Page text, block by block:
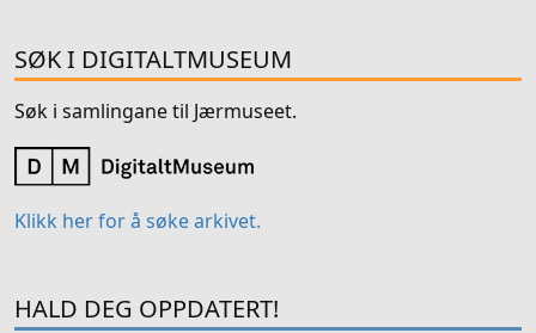
SØK I DIGITALTMUSEUM
Søk i samlingane til Jærmuseet.
Klikk her for å søke arkivet.
HALD DEG OPPDATERT!